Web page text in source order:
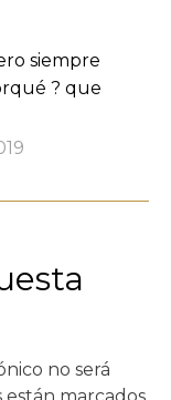
siempre
? que
no será